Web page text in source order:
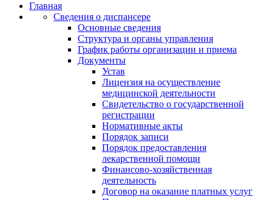
Главная
Сведения о диспансере
Основные сведения
Структура и органы управления
График работы организации и приема
Документы
Устав
Лицензия на осуществление
медицинской деятельности
Свидетельство о государственной
регистрации
Нормативные акты
Порядок записи
Порядок предоставления
лекарственной помощи
Финансово-хозяйственная
деятельность
Договор на оказание платных услуг